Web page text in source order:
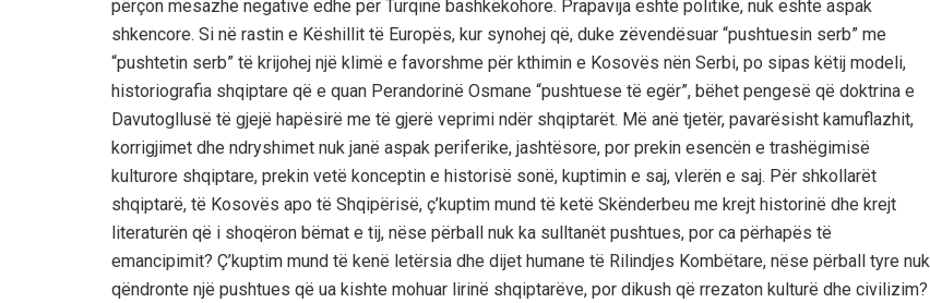
përçon mesazhe negative edhe për Turqinë bashkëkohore. Prapavija është politike, nuk është aspak
shkencore. Si në rastin e Këshillit të Europës, kur synohej që, duke zëvendësuar “pushtuesin serb” me
“pushtetin serb” të krijohej një klimë e favorshme për kthimin e Kosovës nën Serbi, po sipas këtij modeli,
historiografia shqiptare që e quan Perandorinë Osmane “pushtuese të egër”, bëhet pengesë që doktrina e
Davutogllusë të gjejë hapësirë me të gjerë veprimi ndër shqiptarët. Më anë tjetër, pavarësisht kamuflazhit,
korrigjimet dhe ndryshimet nuk janë aspak periferike, jashtësore, por prekin esencën e trashëgimisë
kulturore shqiptare, prekin vetë konceptin e historisë sonë, kuptimin e saj, vlerën e saj. Për shkollarët
shqiptarë, të Kosovës apo të Shqipërisë, ç’kuptim mund të ketë Skënderbeu me krejt historinë dhe krejt
literaturën që i shoqëron bëmat e tij, nëse përball nuk ka sulltanët pushtues, por ca përhapës të
emancipimit? Ç’kuptim mund të kenë letërsia dhe dijet humane të Rilindjes Kombëtare, nëse përball tyre nuk
qëndronte një pushtues që ua kishte mohuar lirinë shqiptarëve, por dikush që rrezaton kulturë dhe civilizim?